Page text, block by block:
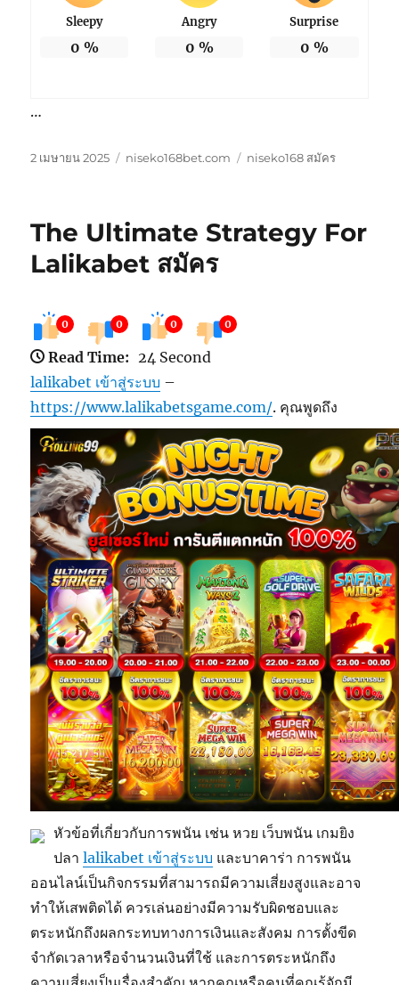
Sleepy
0 %
Angry
0 %
Surprise
0 %
…
เขียน
2 เมษายน 2025
หมวด
niseko168bet.com
ป้าย
niseko168 สมัคร
The Ultimate Strategy For
Lalikabet สมัคร
0 0 0 0
Read Time: 24 Second
lalikabet เข้าสู่ระบบ –
https://www.lalikabetsgame.com/. คุณพูดถึง
หัวข้อที่เกี่ยวกับการพนัน เช่น หวย เว็บพนัน เกมยิง
ปลาlalikabet เข้าสู่ระบบ และบาคาร่า การพนัน
ออนไลน์เป็นกิจกรรมที่สามารถมีความเสี่ยงสูงและอาจ
ทำให้เสพติดได้ ควรเล่นอย่างมีความรับผิดชอบและ
ตระหนักถึงผลกระทบทางการเงินและสังคม การตั้งขีด
จำกัดเวลาหรือจำนวนเงินที่ใช้ และการตระหนักถึง